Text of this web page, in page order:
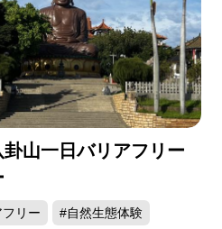
山一日バリアフリー
リー #自然生態体験